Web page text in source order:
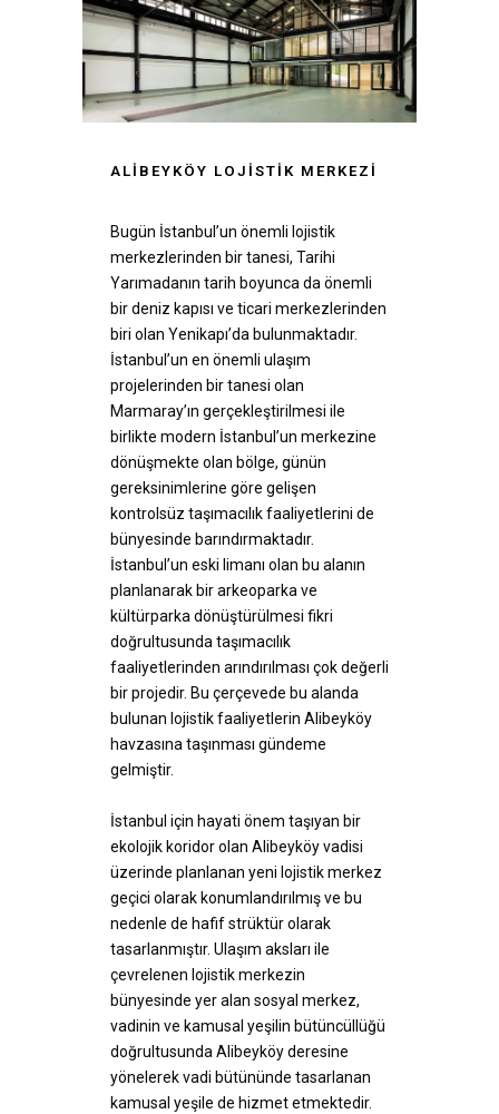
ALİBEYKÖY LOJİSTİK MERKEZİ
Bugün İstanbul’un önemli lojistik
merkezlerinden bir tanesi, Tarihi
Yarımadanın tarih boyunca da önemli
bir deniz kapısı ve ticari merkezlerinden
biri olan Yenikapı’da bulunmaktadır.
İstanbul’un en önemli ulaşım
projelerinden bir tanesi olan
Marmaray’ın gerçekleştirilmesi ile
birlikte modern İstanbul’un merkezine
dönüşmekte olan bölge, günün
gereksinimlerine göre gelişen
kontrolsüz taşımacılık faaliyetlerini de
bünyesinde barındırmaktadır.
İstanbul’un eski limanı olan bu alanın
planlanarak bir arkeoparka ve
kültürparka dönüştürülmesi fikri
doğrultusunda taşımacılık
faaliyetlerinden arındırılması çok değerli
bir projedir. Bu çerçevede bu alanda
bulunan lojistik faaliyetlerin Alibeyköy
havzasına taşınması gündeme
gelmiştir.
İstanbul için hayati önem taşıyan bir
ekolojik koridor olan Alibeyköy vadisi
üzerinde planlanan yeni lojistik merkez
geçici olarak konumlandırılmış ve bu
nedenle de hafif strüktür olarak
tasarlanmıştır. Ulaşım aksları ile
çevrelenen lojistik merkezin
bünyesinde yer alan sosyal merkez,
vadinin ve kamusal yeşilin bütüncüllüğü
doğrultusunda Alibeyköy deresine
yönelerek vadi bütününde tasarlanan
kamusal yeşile de hizmet etmektedir.